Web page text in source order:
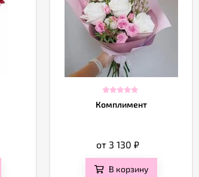
Комплимент
от 3 130 ₽
В корзину